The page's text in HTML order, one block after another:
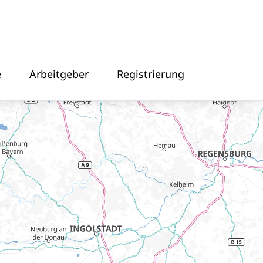
Arbeitgeber Registrierung